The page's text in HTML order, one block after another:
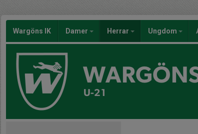
Wargöns IK Damer Herrar Ungdom
U-21